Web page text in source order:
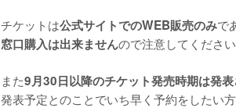
チケットは公式サイトでのWEB販売のみで
窓口購入は出来ませんので注意してください
また9月30日以降のチケット発売時期は発表
発表予定とのことでいち早く予約をしたい